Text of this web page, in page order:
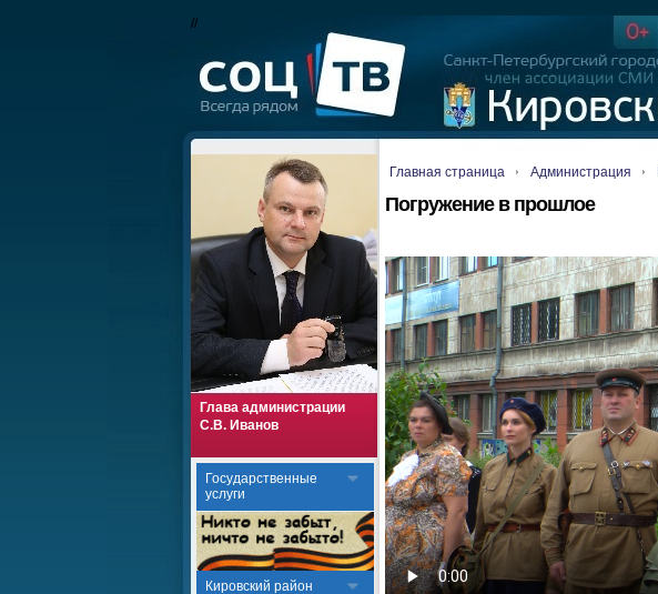
//
Глава администрации
С.В. Иванов
Государственные
услуги
Кировский район
Главная страница Администрация
Погружение в прошлое